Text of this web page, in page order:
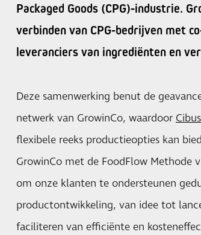
Packaged Goods (CPG)-industrie.
verbinden van CPG-bedrijven met
leveranciers van ingrediënten en
Deze samenwerking benut de
netwerk van GrowinCo, waardoor
flexibele reeks productieopties kan
GrowinCo met de FoodFlow Methode
om onze klanten te ondersteunen
productontwikkeling, van idee tot
faciliteren van efficiënte en